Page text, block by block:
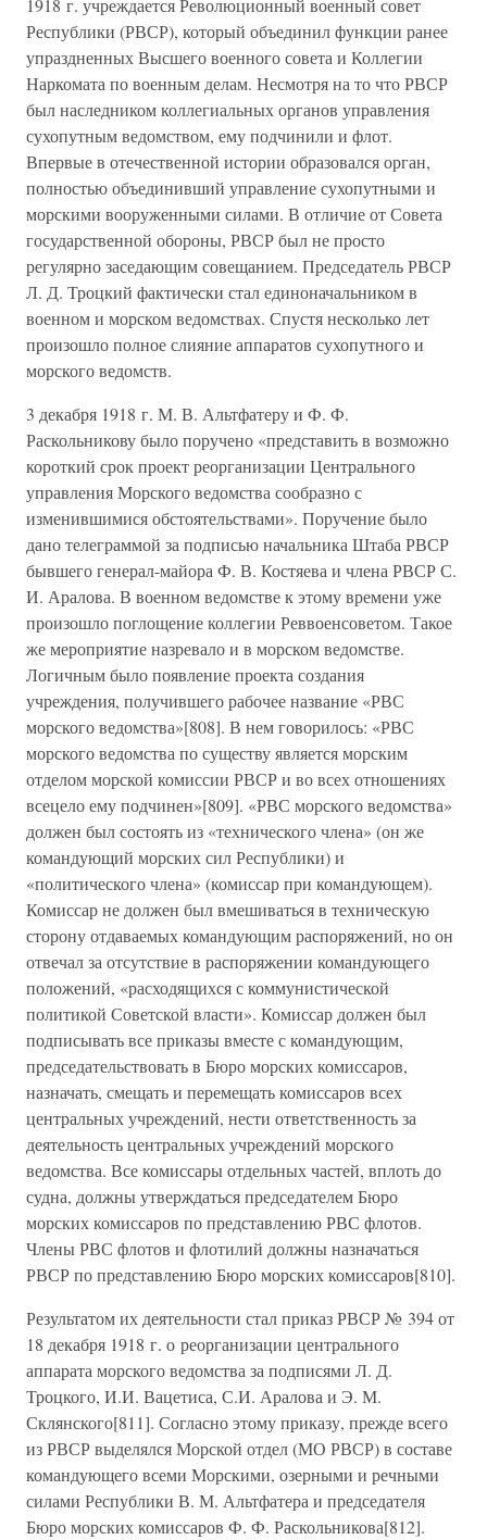
1918 г. учреждается Революционный военный совет
Республики (РВСР), который объединил функции ранее
упраздненных Высшего военного совета и Коллегии
Наркомата по военным делам. Несмотря на то что РВСР
был наследником коллегиальных органов управления
сухопутным ведомством, ему подчинили и флот.
Впервые в отечественной истории образовался орган,
полностью объединивший управление сухопутными и
морскими вооруженными силами. В отличие от Совета
государственной обороны, РВСР был не просто
регулярно заседающим совещанием. Председатель РВСР
Л. Д. Троцкий фактически стал единоначальником в
военном и морском ведомствах. Спустя несколько лет
произошло полное слияние аппаратов сухопутного и
морского ведомств.
3 декабря 1918 г. М. В. Альтфатеру и Ф. Ф.
Раскольникову было поручено «представить в возможно
короткий срок проект реорганизации Центрального
управления Морского ведомства сообразно с
изменившимися обстоятельствами». Поручение было
дано телеграммой за подписью начальника Штаба РВСР
бывшего генерал-майора Ф. В. Костяева и члена РВСР С.
И. Аралова. В военном ведомстве к этому времени уже
произошло поглощение коллегии Реввоенсоветом. Такое
же мероприятие назревало и в морском ведомстве.
Логичным было появление проекта создания
учреждения, получившего рабочее название «РВС
морского ведомства»[808]. В нем говорилось: «РВС
морского ведомства по существу является морским
отделом морской комиссии РВСР и во всех отношениях
всецело ему подчинен»[809]. «РВС морского ведомства»
должен был состоять из «технического члена» (он же
командующий морских сил Республики) и
«политического члена» (комиссар при командующем).
Комиссар не должен был вмешиваться в техническую
сторону отдаваемых командующим распоряжений, но он
отвечал за отсутствие в распоряжении командующего
положений, «расходящихся с коммунистической
политикой Советской власти». Комиссар должен был
подписывать все приказы вместе с командующим,
председательствовать в Бюро морских комиссаров,
назначать, смещать и перемещать комиссаров всех
центральных учреждений, нести ответственность за
деятельность центральных учреждений морского
ведомства. Все комиссары отдельных частей, вплоть до
судна, должны утверждаться председателем Бюро
морских комиссаров по представлению РВС флотов.
Члены РВС флотов и флотилий должны назначаться
РВСР по представлению Бюро морских комиссаров[810].
Результатом их деятельности стал приказ РВСР № 394 от
18 декабря 1918 г. о реорганизации центрального
аппарата морского ведомства за подписями Л. Д.
Троцкого, И.И. Вацетиса, С.И. Аралова и Э. М.
Склянского[811]. Согласно этому приказу, прежде всего
из РВСР выделялся Морской отдел (МО РВСР) в составе
командующего всеми Морскими, озерными и речными
силами Республики В. М. Альтфатера и председателя
Бюро морских комиссаров Ф. Ф. Раскольникова[812].